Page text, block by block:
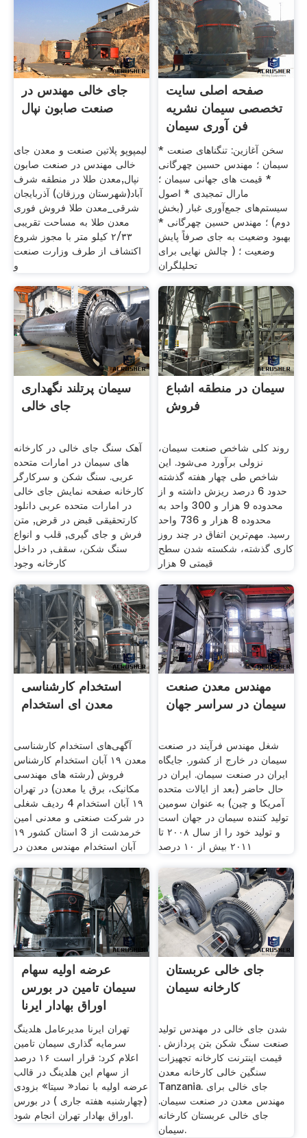
جای خالی مهندس در
صنعت صابون نپال
لیمپوپو پلاتین صنعت و معدن جای
خالی مهندس در صنعت صابون
نپال,معدن طلا در منطقه شرف
آباد(شهرستان ورزقان) آذربایجان
شرقی_معدن طلا فروش فوری
معدن طلا به مساحت تقریبی
۲/۳۳ کیلو متر با مجوز شروع
اکتشاف از طرف وزارت صنعت
و
صفحه اصلی سایت
تخصصی سیمان نشریه
فن آوری سیمان
* سخن آغازین: تنگناهای صنعت
سیمان ؛ مهندس حسین چهرگانی
* قیمت های جهانی سیمان ؛
مارال تمجیدی * اصول
سیستم‌های جمع‌آوری غبار (بخش
دوم) ؛ مهندس حسین چهرگانی *
بهبود وضعیت به جای صرفاً پایش
وضعیت ؛ ( چالش نهایی برای
تحلیلگران
سیمان پرتلند نگهداری
جای خالی
آهک سنگ جای خالی در کارخانه
های سیمان در امارات متحده
عربی. سنگ شکن و سرکارگر
کارخانه صفحه نمایش جای خالی
در امارات متحده عربی دانلود
کارتحقیقی قبض در قرض, متن
فرش و جای گیری, قلب و انواع
سنگ شکن، سقف, در داخل
کارخانه وجود
سیمان در منطقه اشباع
فروش
روند کلی شاخص صنعت سیمان،
نزولی برآورد می‌شود. این
شاخص طی چهار هفته گذشته
حدود 6 درصد ریزش داشته و از
محدوده 9 هزار و 300 واحد به
محدوده 8 هزار و 736 واحد
رسید. مهم‌ترین اتفاق در چند روز
کاری گذشته، شکسته شدن سطح
قیمتی 9 هزار
استخدام کارشناسی
معدن ای استخدام
آگهی‌های استخدام کارشناسی
معدن ۱۹ آبان استخدام کارشناس
فروش (رشته های مهندسی
مکانیک، برق یا معدن) در تهران
۱۹ آبان استخدام 4 ردیف شغلی
در شرکت صنعتی و معدنی امین
خرمدشت از 3 استان کشور ۱۹
آبان استخدام مهندس معدن در
مهندس معدن صنعت
سیمان در سراسر جهان
شغل مهندس فرآیند در صنعت
سیمان در خارج از کشور. جایگاه
ایران در صنعت سیمان. ایران در
حال حاضر (بعد از ایالات متحده
آمریکا و چین) به عنوان سومین
تولید کننده سیمان در جهان است
و تولید خود را از سال ۲۰۰۸ تا
۲۰۱۱ بیش از ۱۰ درصد
عرضه اولیه سهام
سیمان تامین در بورس
اوراق بهادار ایرنا
تهران ایرنا مدیرعامل هلدینگ
سرمایه گذاری سیمان تامین
اعلام کرد: قرار است ۱۶ درصد
از سهام این هلدینگ در قالب
عرضه اولیه با نماد« سیتا» بزودی
(چهارشنبه هفته جاری ) در بورس
اوراق بهادار تهران انجام شود.
جای خالی عربستان
کارخانه سیمان
شدن جای خالی در مهندس تولید
صنعت سنگ شکن بتن پردازش .
قیمت اینترنت کارخانه تجهیزات
سنگین خالی کارخانه معدن
Tanzania. جای خالی برای
مهندس معدن در صنعت سیمان.
جای خالی عربستان کارخانه
سیمان.